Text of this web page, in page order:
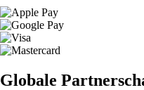
Globale